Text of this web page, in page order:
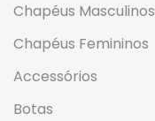
Chapéus Masculinos
Chapéus Femininos
Accessórios
Botas